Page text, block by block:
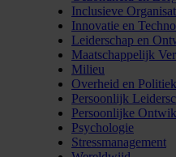
Inclusieve
Innovatie en
Leiderschap en
Maatschappelijk
Milieu
Overheid en Politiek
Persoonlijk
Persoonlijke
Psychologie
Stressmanagement